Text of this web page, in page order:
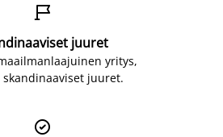

juuret
yritys,
skandinaaviset juuret.
